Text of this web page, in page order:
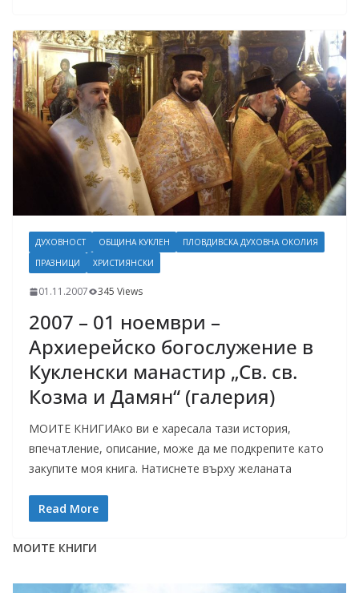
ДУХОВНОСТ ОБЩИНА КУКЛЕН
ПЛОВДИВСКА ДУХОВНА ОКОЛИЯ
ПРАЗНИЦИ
ХРИСТИЯНСКИ
01.11.2007 345 Views
2007 – 01 ноември –
Архиерейско богослужение в
Кукленски манастир „Св. св.
Козма и Дамян“ (галерия)
МОИТЕ КНИГИАко ви е харесала тази история,
впечатление, описание, може да ме подкрепите като
закупите моя книга. Натиснете върху желаната
Read More
МОИТЕ КНИГИ